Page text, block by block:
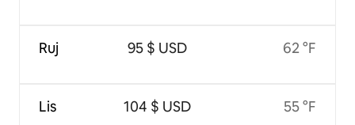
Ruj
Lis
95 $ USD
104 $ USD
62 °F
55 °F